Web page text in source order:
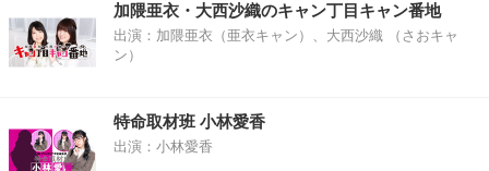
加隈亜衣・大西沙織のキャン丁目キャン番地
出演：加隈亜衣（亜衣キャン）、大西沙織 （さおキャ
ン）
特命取材班 小林愛香
出演：小林愛香